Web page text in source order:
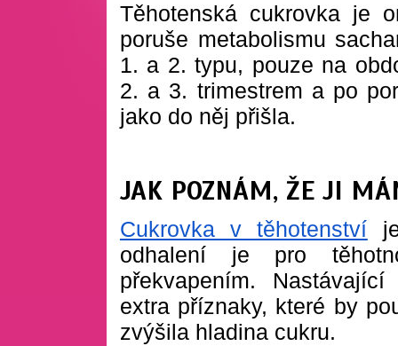
Těhotenská cukrovka je
poruše metabolismu
1. a 2. typu, pouze na
2. a 3. trimestrem a po
jako do něj přišla.
JAK POZNÁM, ŽE JI
Cukrovka v těhotenství
odhalení je pro
překvapením.
extra příznaky, které by
zvýšila hladina cukru.